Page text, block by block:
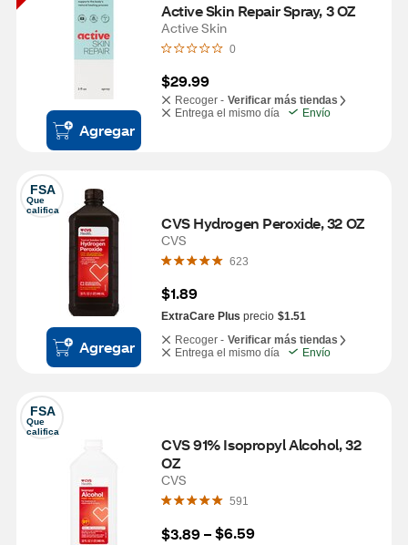
Agregar
Active Skin Repair Spray, 3 OZ
Active Skin
0
$29.99
Recoger - Verificar más tiendas
Entrega el mismo día
Envío
FSA
Que
califica
Agregar
CVS Hydrogen Peroxide, 32 OZ
CVS
623
$1.89
ExtraCare Plus precio $1.51
Recoger - Verificar más tiendas
Entrega el mismo día
Envío
FSA
Que
califica
CVS 91% Isopropyl Alcohol, 32
OZ
CVS
591
$3.89 – $6.59